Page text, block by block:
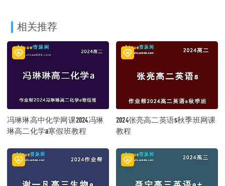
相关推荐
冯琳琳高中化学网课2024冯琳
琳高二化学a寒假班教程
2024张亮高二英语s秋季班网课
教程